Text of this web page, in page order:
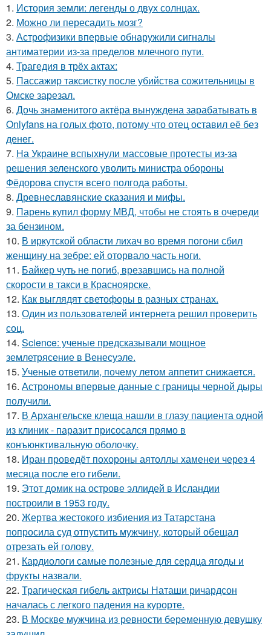
1. История земли: легенды о двух солнцах.
2. Можно ли пересадить мозг?
3. Астрофизики впервые обнаружили сигналы
антиматерии из-за пределов млечного пути.
4. Трагедия в трёх актах:
5. Пассажир таксистку после убийства сожительницы в
Омске зарезал.
6. Дочь знаменитого актёра вынуждена зарабатывать в
Onlyfans на голых фото, потому что отец оставил её без
денег.
7. На Украине вспыхнули массовые протесты из-за
решения зеленского уволить министра обороны
Фёдорова спустя всего полгода работы.
8. Древнеславянские сказания и мифы.
9. Парень купил форму МВД, чтобы не стоять в очереди
за бензином.
10. В иркутской области лихач во время погони сбил
женщину на зебре: ей оторвало часть ноги.
11. Байкер чуть не погиб, врезавшись на полной
скорости в такси в Красноярске.
12. Как выглядят светофоры в разных странах.
13. Один из пользователей интернета решил проверить
соц.
14. Science: ученые предсказывали мощное
землетрясение в Венесуэле.
15. Ученые ответили, почему летом аппетит снижается.
16. Астрономы впервые данные с границы черной дыры
получили.
17. В Архангельске клеща нашли в глазу пациента одной
из клиник - паразит присосался прямо в
конъюнктивальную оболочку.
18. Иран проведёт похороны аятоллы хаменеи через 4
месяца после его гибели.
19. Этот домик на острове эллидей в Исландии
построили в 1953 году.
20. Жертва жестокого избиения из Татарстана
попросила суд отпустить мужчину, который обещал
отрезать ей голову.
21. Кардиологи самые полезные для сердца ягоды и
фрукты назвали.
22. Трагическая гибель актрисы Наташи ричардсон
началась с легкого падения на курорте.
23. В Москве мужчина из ревности беременную девушку